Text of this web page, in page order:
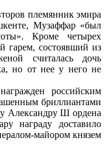
племянник эмира
Музаффар «был
Кроме четырех
состоявший из
считалась дочь
но от нее у него не
российским
бриллиантами
Александру Ш ордена
награду доставило
майором князем